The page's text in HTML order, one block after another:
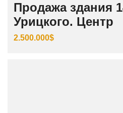
Продажа здания
Урицкого. Центр
2.500.000$